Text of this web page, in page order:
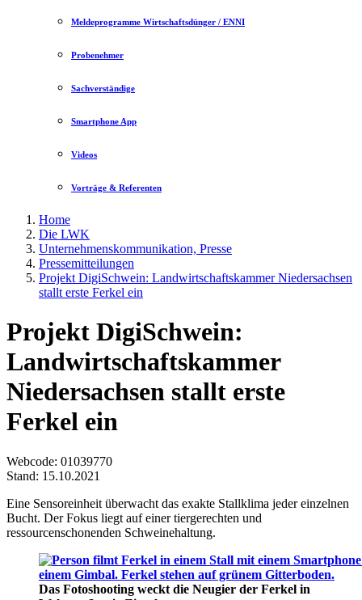
Meldeprogramme Wirtschaftsdünger / ENNI
Probenehmer
Sachverständige
Smartphone App
Videos
Vorträge & Referenten
Home
Die LWK
Unternehmenskommunikation, Presse
Pressemitteilungen
Projekt DigiSchwein: Landwirtschaftskammer Niedersachsen
stallt erste Ferkel ein
Projekt DigiSchwein:
Landwirtschaftskammer
Niedersachsen stallt erste
Ferkel ein
Webcode: 01039770
Stand: 15.10.2021
Eine Sensoreinheit überwacht das exakte Stallklima jeder einzelnen
Bucht. Der Fokus liegt auf einer tiergerechten und
ressourcenschonenden Schweinehaltung.
Das Fotoshooting weckt die Neugier der Ferkel in